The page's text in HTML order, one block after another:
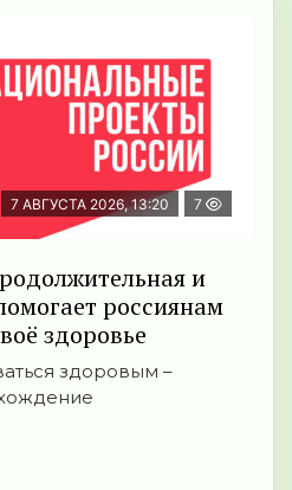
7 АВГУСТА 2026, 13:20 7
и
россиянам
здоровье
здоровым –